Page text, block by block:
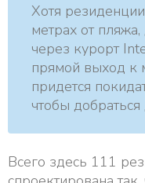
Хотя
метрах от
через курорт
прямой выход к
придется
чтобы
Всего здесь 111